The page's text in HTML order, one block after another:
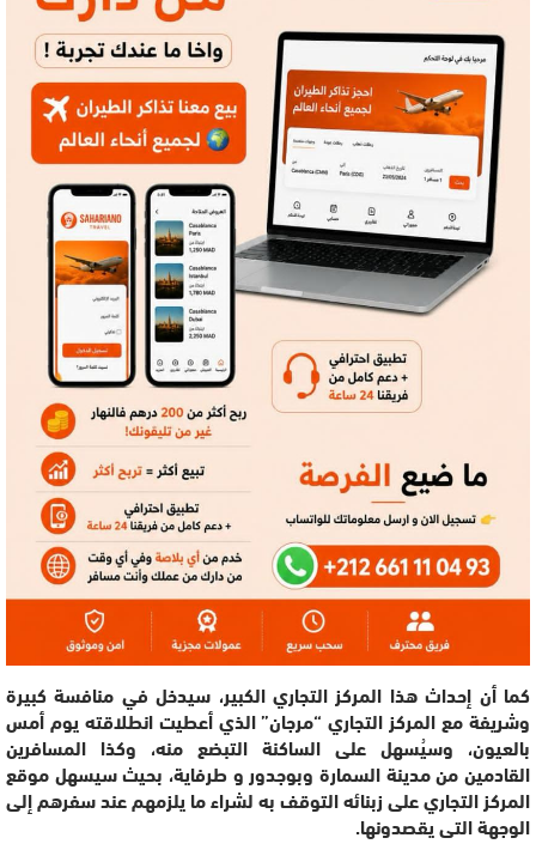
كما أن إحداث هذا المركز التجاري الكبير، سيدخل في منافسة كبيرة
وشريفة مع المركز التجاري “مرجان” الذي أعطيت انطلاقته يوم أمس
بالعيون، وسيُسهل على الساكنة التبضع منه، وكذا المسافرين
القادمين من مدينة السمارة وبوجدور و طرفاية، بحيث سيسهل موقع
المركز التجاري على زبنائه التوقف به لشراء ما يلزمهم عند سفرهم إلى
الوجهة التى يقصدونها.